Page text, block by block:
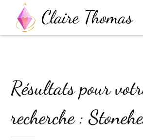
Résultats pour
recherche :